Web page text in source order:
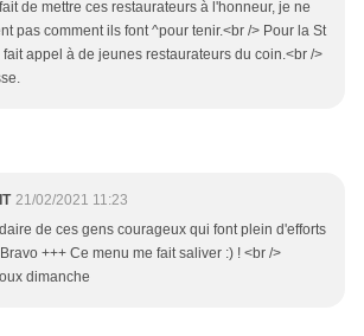
de mettre ces restaurateurs à l'honneur, je ne
pas comment ils font ^pour tenir.<br /> Pour la St
appel à de jeunes restaurateurs du coin.<br />
21/02/2021 11:23
de ces gens courageux qui font plein d'efforts
+++ Ce menu me fait saliver :) ! <br />
dimanche